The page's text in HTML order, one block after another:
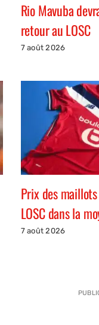
Rio Mavuba
retour au LOSC
7 août 2026
Prix des
LOSC dans la
7 août 2026